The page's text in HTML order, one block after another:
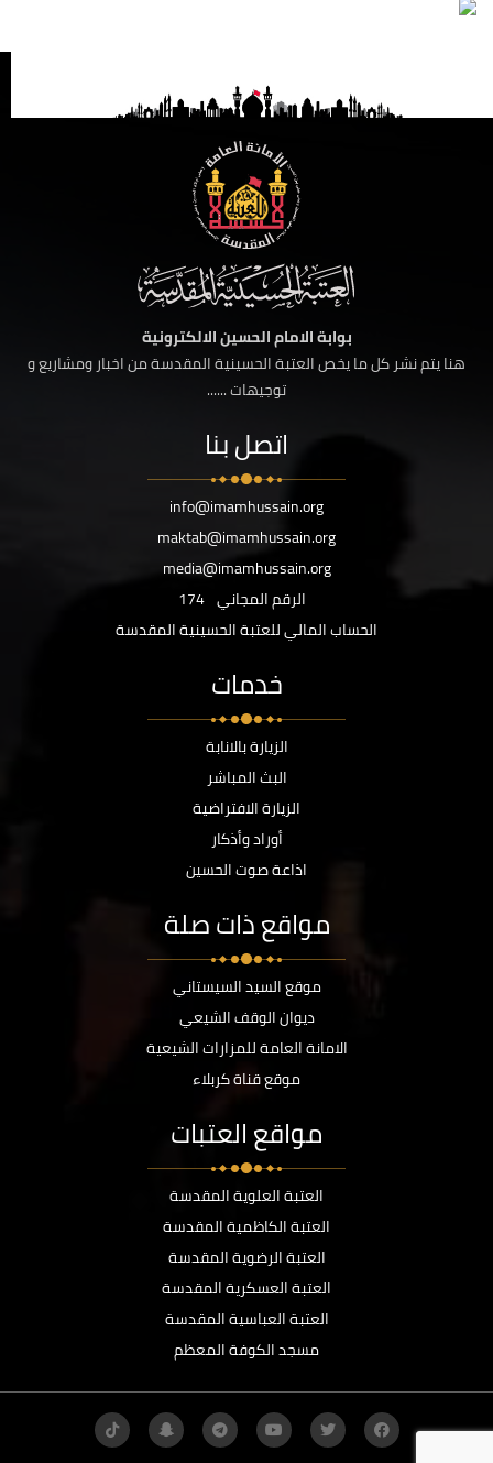
بوابة الامام الحسين الالكترونية
هنا يتم نشر كل ما يخص العتبة الحسينية المقدسة من اخبار ومشاريع و
توجيهات ......
اتصل بنا
info@imamhussain.org
maktab@imamhussain.org
media@imamhussain.org
الرقم المجاني 174
الحساب المالي للعتبة الحسينية المقدسة
خدمات
الزيارة بالانابة
البث المباشر
الزيارة الافتراضية
أوراد وأذكار
اذاعة صوت الحسين
مواقع ذات صلة
موقع السيد السيستاني
ديوان الوقف الشيعي
الامانة العامة للمزارات الشيعية
موقع قناة كربلاء
مواقع العتبات
العتبة العلوية المقدسة
العتبة الكاظمية المقدسة
العتبة الرضوية المقدسة
العتبة العسكرية المقدسة
العتبة العباسية المقدسة
مسجد الكوفة المعظم